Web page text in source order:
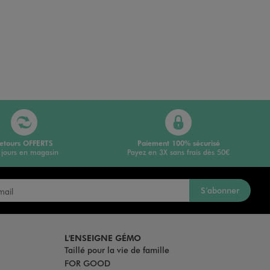
OFFERTS
en magasin
Paiement 100% sécurisé
Payez en 3X sans frais dès 50€
S’abonner
L'ENSEIGNE GÉMO
Taillé pour la vie de famille
FOR GOOD